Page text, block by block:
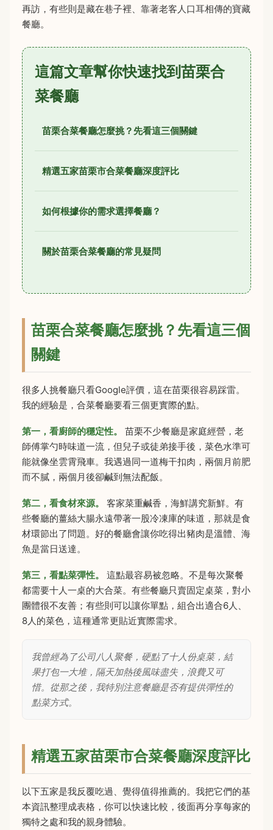
再訪，有些則是藏在巷子裡、靠著老客人口耳相傳的寶藏
餐廳。
這篇文章幫你快速找到苗栗合
菜餐廳
苗栗合菜餐廳怎麼挑？先看這三個關鍵
精選五家苗栗市合菜餐廳深度評比
如何根據你的需求選擇餐廳？
關於苗栗合菜餐廳的常見疑問
苗栗合菜餐廳怎麼挑？先看這三個
關鍵
很多人挑餐廳只看Google評價，這在苗栗很容易踩雷。
我的經驗是，合菜餐廳要看三個更實際的點。
第一，看廚師的穩定性。
苗栗不少餐廳是家庭經營，老
師傅掌勺時味道一流，但兒子或徒弟接手後，菜色水準可
能就像坐雲霄飛車。我遇過同一道梅干扣肉，兩個月前肥
而不膩，兩個月後卻鹹到無法配飯。
第二，看食材來源。
客家菜重鹹香，海鮮講究新鮮。有
些餐廳的薑絲大腸永遠帶著一股冷凍庫的味道，那就是食
材環節出了問題。好的餐廳會讓你吃得出豬肉是溫體、海
魚是當日送達。
第三，看點菜彈性。
這點最容易被忽略。不是每次聚餐
都需要十人一桌的大合菜。有些餐廳只賣固定桌菜，對小
團體很不友善；有些則可以讓你單點，組合出適合6人、
8人的菜色，這種通常更貼近實際需求。
我曾經為了公司八人聚餐，硬點了十人份桌菜，結
果打包一大堆，隔天加熱後風味盡失，浪費又可
惜。從那之後，我特別注意餐廳是否有提供彈性的
點菜方式。
精選五家苗栗市合菜餐廳深度評比
以下五家是我反覆吃過、覺得值得推薦的。我把它們的基
本資訊整理成表格，你可以快速比較，後面再分享每家的
獨特之處和我的親身體驗。